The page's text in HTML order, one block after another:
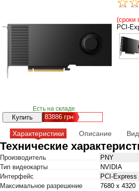
Есть на складе
83886грн
(сроки
PCI-
Характеристики Описание
Технические
Производитель
PNY
Тип видеокарты
NVIDIA
Интерфейс
PCI-Express
Максимальное разрешение
7680 x 4320